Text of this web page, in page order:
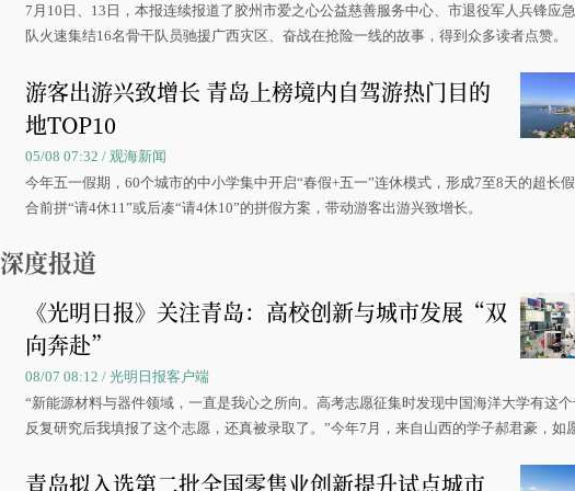
7月10日、13日，本报连续报道了胶州市爱之心公益慈善服务中心、市退役军人兵锋应
队火速集结16名骨干队员驰援广西灾区、奋战在抢险一线的故事，得到众多读者点赞。
游客出游兴致增长 青岛上榜境内自驾游热门目的
地TOP10
05/08 07:32 / 观海新闻
今年五一假期，60个城市的中小学集中开启“春假+五一”连休模式，形成7至8天的超长
合前拼“请4休11”或后凑“请4休10”的拼假方案，带动游客出游兴致增长。
深度报道
《光明日报》关注青岛：高校创新与城市发展“双
向奔赴”
08/07 08:12 / 光明日报客户端
“新能源材料与器件领域，一直是我心之所向。高考志愿征集时发现中国海洋大学有这个
反复研究后我填报了这个志愿，还真被录取了。”今年7月，来自山西的学子郝君豪，如
青岛拟入选第二批全国零售业创新提升试点城市